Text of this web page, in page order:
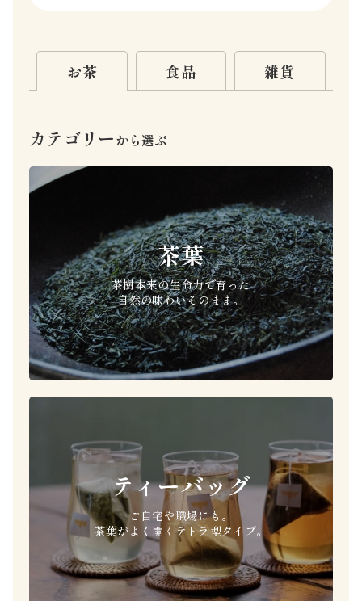
お茶 食品 雑貨
カテゴリーから選ぶ
茶葉
茶樹本来の生命力で育った
自然の味わいそのまま。
ティーバッグ
ご自宅や職場にも。
茶葉がよく開くテトラ型タイプ。